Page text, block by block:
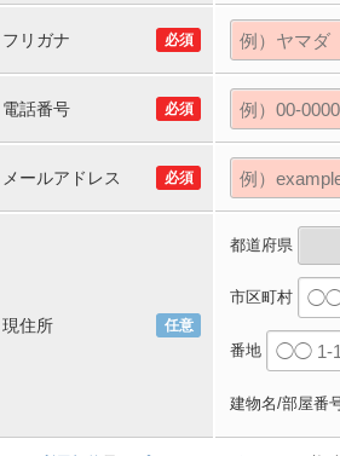
フリガナ 必須
電話番号 必須
メールアドレス 必須
現住所 任意
都道府県
市区町村
番地
建物名/部屋番